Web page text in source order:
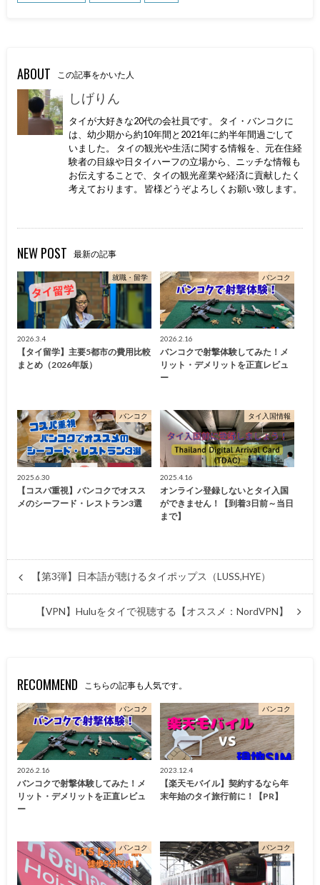
ABOUT この記事をかいた人
しげりん
タイが大好きな20代の会社員です。 タイ・バンコクに
は、幼少期から約10年間と2021年に約半年間過ごして
いました。 タイの観光や生活に関する情報を、元在住経
験者の目線や日タイハーフの立場から、ニッチな情報も
お伝えすることで、タイの観光産業や経済に貢献したく
考えております。 皆様どうぞよろしくお願い致します。
NEW POST 最新の記事
就職・留学
2026.3.4
【タイ留学】主要5都市の費用比較
まとめ（2026年版）
バンコク
2026.2.16
バンコクで射撃体験してみた！メ
リット・デメリットを正直レビュ
ー
バンコク
2025.6.30
【コスパ重視】バンコクでオスス
メのシーフード・レストラン3選
タイ入国情報
2025.4.16
オンライン登録しないとタイ入国
ができません！【到着3日前～当日
まで】
【第3弾】日本語が聴けるタイポップス（LUSS,HYE）
【VPN】Huluをタイで視聴する【オススメ：NordVPN】
RECOMMEND こちらの記事も人気です。
バンコク
2026.2.16
バンコクで射撃体験してみた！メ
リット・デメリットを正直レビュ
ー
バンコク
2023.12.4
【楽天モバイル】契約するなら年
末年始のタイ旅行前に！【PR】
バンコク バンコク